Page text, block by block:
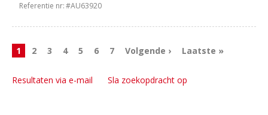
Referentie nr:#AU63920
1 2 3 4 5 6 7 Volgende › Laatste »
Resultaten via e-mail Sla zoekopdracht op